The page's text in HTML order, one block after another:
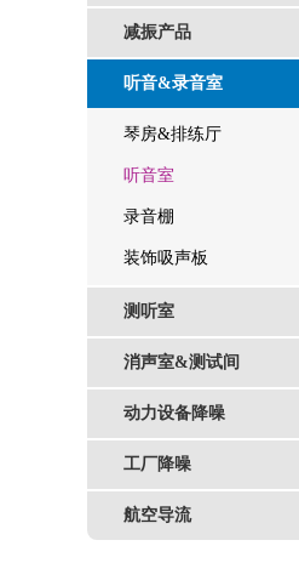
减振产品
听音&录音室
琴房&排练厅
听音室
录音棚
装饰吸声板
测听室
消声室&测试间
动力设备降噪
工厂降噪
航空导流